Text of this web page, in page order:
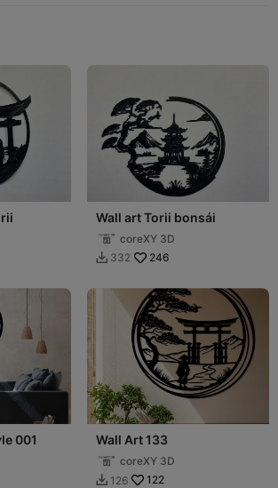
Wall art Torii bonsái
coreXY 3D
 332 246
001 Wall Art 133
coreXY 3D
 126 122